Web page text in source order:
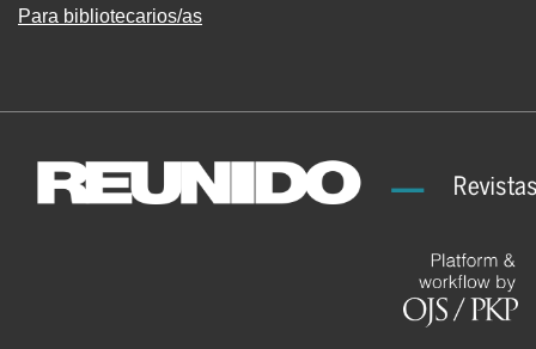
Para bibliotecarios/as